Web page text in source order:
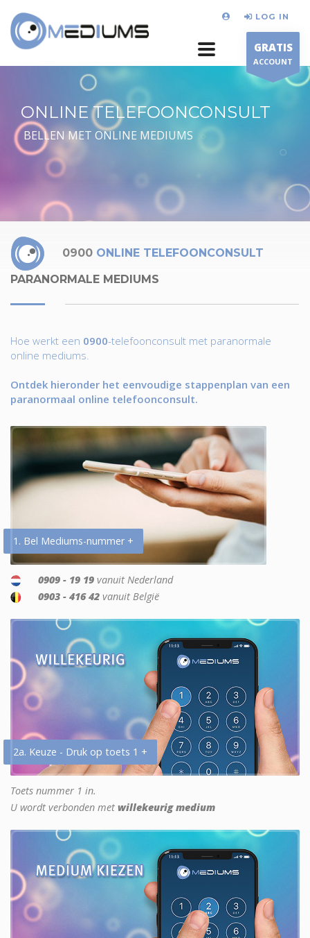
LOG IN
GRATIS
ACCOUNT
ONLINE TELEFOONCONSULT
BELLEN MET ONLINE MEDIUMS
0900 ONLINE TELEFOONCONSULT
PARANORMALE MEDIUMS
Hoe werkt een 0900-telefoonconsult met paranormale
online mediums.
Ontdek hieronder het eenvoudige stappenplan van een
paranormaal online telefoonconsult.
1. Bel Mediums-nummer +
0909 - 19 19 vanuit Nederland
0903 - 416 42 vanuit België
2a. Keuze - Druk op toets 1 +
Toets nummer 1 in.
U wordt verbonden met willekeurig medium